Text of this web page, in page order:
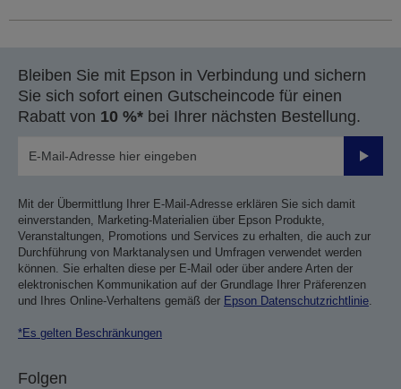
Bleiben Sie mit Epson in Verbindung und sichern
Sie sich sofort einen Gutscheincode für einen
Rabatt von 10 %* bei Ihrer nächsten Bestellung.
Mit der Übermittlung Ihrer E-Mail-Adresse erklären Sie sich damit
einverstanden, Marketing-Materialien über Epson Produkte,
Veranstaltungen, Promotions und Services zu erhalten, die auch zur
Durchführung von Marktanalysen und Umfragen verwendet werden
können. Sie erhalten diese per E-Mail oder über andere Arten der
elektronischen Kommunikation auf der Grundlage Ihrer Präferenzen
und Ihres Online-Verhaltens gemäß der Epson Datenschutzrichtlinie.
*Es gelten Beschränkungen
Folgen